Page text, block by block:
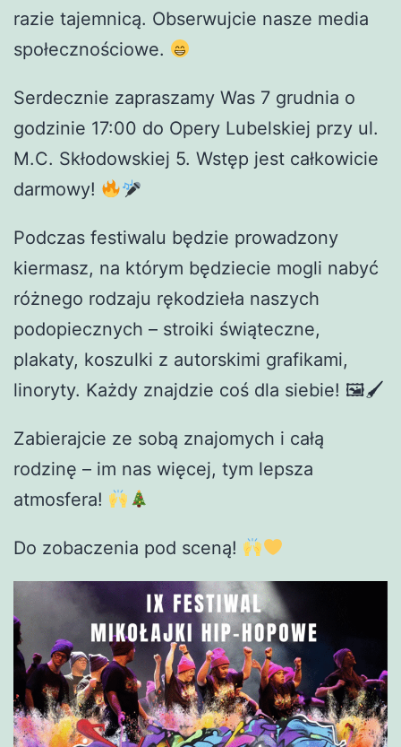
razie tajemnicą. Obserwujcie nasze media
społecznościowe.
Serdecznie zapraszamy Was 7 grudnia o
godzinie 17:00 do Opery Lubelskiej przy ul.
M.C. Skłodowskiej 5. Wstęp jest całkowicie
darmowy!
Podczas festiwalu będzie prowadzony
kiermasz, na którym będziecie mogli nabyć
różnego rodzaju rękodzieła naszych
podopiecznych – stroiki świąteczne,
plakaty, koszulki z autorskimi grafikami,
linoryty. Każdy znajdzie coś dla siebie! 🖼🖌
Zabierajcie ze sobą znajomych i całą
rodzinę – im nas więcej, tym lepsza
atmosfera!
Do zobaczenia pod sceną!